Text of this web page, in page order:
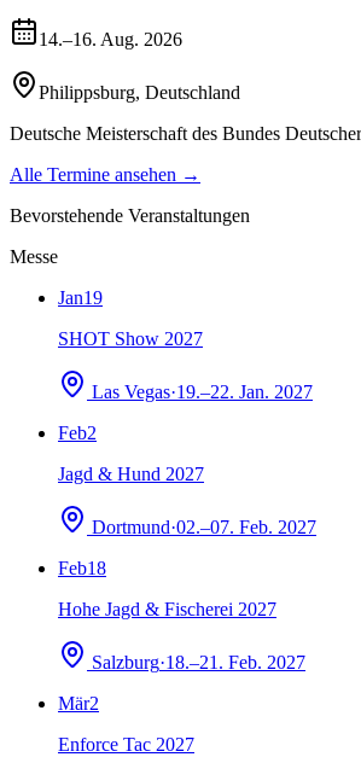
14.–16. Aug. 2026
Philippsburg, Deutschland
Deutsche Meisterschaft des Bundes
Alle Termine ansehen →
Bevorstehende Veranstaltungen
Messe
Jan19
SHOT Show 2027
Las Vegas·19.–22. Jan. 2027
Feb2
Jagd & Hund 2027
Dortmund·02.–07. Feb. 2027
Feb18
Hohe Jagd & Fischerei 2027
Salzburg·18.–21. Feb. 2027
Mär2
Enforce Tac 2027